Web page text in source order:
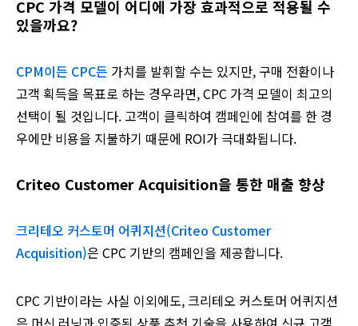
CPC 가격 모델이 어디에 가장 효과적으로 적용될 수
있을까요?
CPM이든 CPC든 가치를 발휘할 수는 있지만, 구매 전환이나
고객 획득을 목표로 하는 경우라면, CPC 가격 모델이 최고의
선택이 될 것입니다. 고객이 클릭하여 캠페인에 참여를 한 경
우에만 비용을 지불하기 때문에 ROI가 극대화됩니다.
Criteo Customer Acquisition을 통한 매출 향상
크리테오 커스토머 어퀴지션(Criteo Customer
Acquisition)은 CPC 기반의 캠페인을 제공합니다.
CPC 기반이라는 사실 이외에도, 크리테오 커스토머 어퀴지션